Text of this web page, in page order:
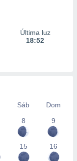
Última luz
18:52
Sáb
Dom
8
9
15 16